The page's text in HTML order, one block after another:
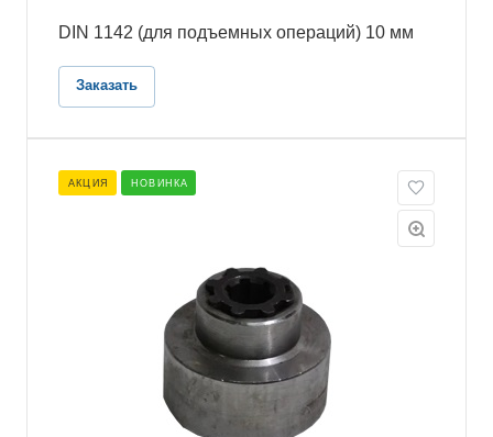
DIN 1142 (для подъемных операций) 10 мм
Заказать
АКЦИЯ НОВИНКА